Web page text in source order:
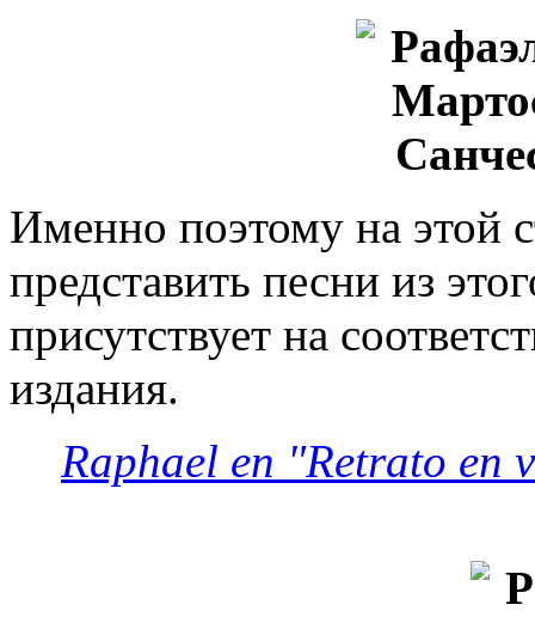
Именно поэтому на этой
представить песни из
присутствует на
издания.
Raphael en "Retrato en